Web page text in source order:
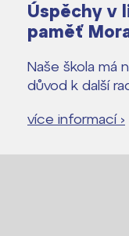
Úspěchy v
paměť
Naše škola má
důvod k další
více informací ›